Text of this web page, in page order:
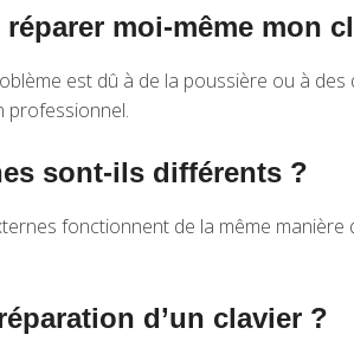
moi-même mon
est dû à de la poussière ou à
professionnel.
sont-ils différents ?
fonctionnent de la même
d’un clavier ?